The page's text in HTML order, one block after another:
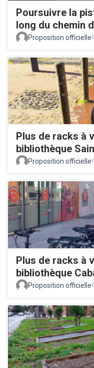
Poursuivre la
long du chemin
Proposition officielle
Plus de racks à
bibliothèque
Proposition officielle
Plus de racks à
bibliothèque
Proposition officielle